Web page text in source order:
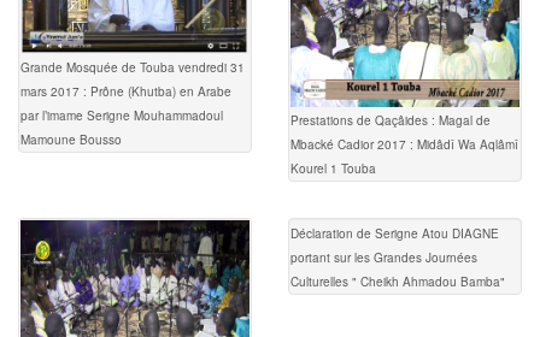
Grande Mosquée de Touba vendredi 31
mars 2017 : Prône (Khutba) en Arabe
par l’imame Serigne Mouhammadoul
Mamoune Bousso
Prestations de Qaçâides : Magal de
Mbacké Cadior 2017 : Midâdî Wa Aqlâmî
Kourel 1 Touba
Déclaration de Serigne Atou DIAGNE
portant sur les Grandes Journées
Culturelles " Cheikh Ahmadou Bamba"